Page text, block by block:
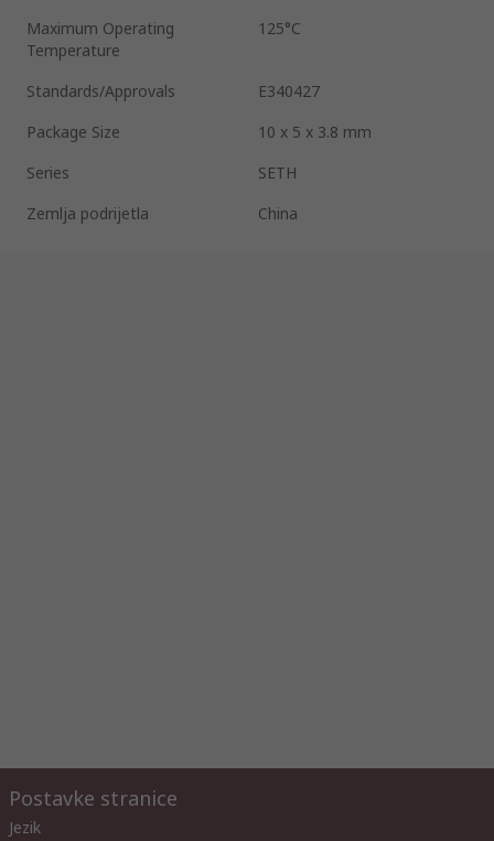
Maximum Operating
Temperature
125°C
Standards/Approvals
E340427
Package Size
10 x 5 x 3.8 mm
Series
SETH
Zemlja podrijetla
China
Postavke stranice
Jezik